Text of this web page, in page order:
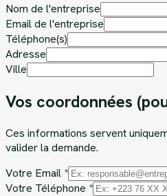
Nom de l'entreprise
Email de l'entreprise
Téléphone(s)
Adresse
Ville
Vos coordonnées
Ces informations servent
valider la demande.
Votre Email *
Votre Téléphone *